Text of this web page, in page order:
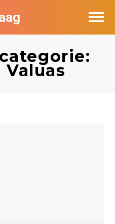
Valuas
Haag